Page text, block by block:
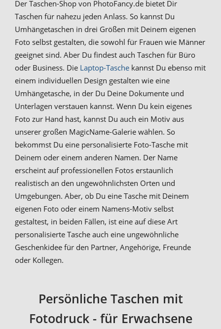
Der Taschen-Shop von PhotoFancy.de bietet Dir
Taschen für nahezu jeden Anlass. So kannst Du
Umhängetaschen in drei Größen mit Deinem eigenen
Foto selbst gestalten, die sowohl für Frauen wie Männer
geeignet sind. Aber Du findest auch Taschen für Büro
oder Business. Die Laptop-Tasche kannst Du ebenso mit
einem individuellen Design gestalten wie eine
Umhängetasche, in der Du Deine Dokumente und
Unterlagen verstauen kannst. Wenn Du kein eigenes
Foto zur Hand hast, kannst Du auch ein Motiv aus
unserer großen MagicName-Galerie wählen. So
bekommst Du eine personalisierte Foto-Tasche mit
Deinem oder einem anderen Namen. Der Name
erscheint auf professionellen Fotos erstaunlich
realistisch an den ungewöhnlichsten Orten und
Umgebungen. Aber, ob Du eine Tasche mit Deinem
eigenen Foto oder einem Namens-Motiv selbst
gestaltest, in beiden Fällen, ist eine auf diese Art
personalisierte Tasche auch eine ungewöhnliche
Geschenkidee für den Partner, Angehörige, Freunde
oder Kollegen.
Persönliche Taschen mit
Fotodruck - für Erwachsene